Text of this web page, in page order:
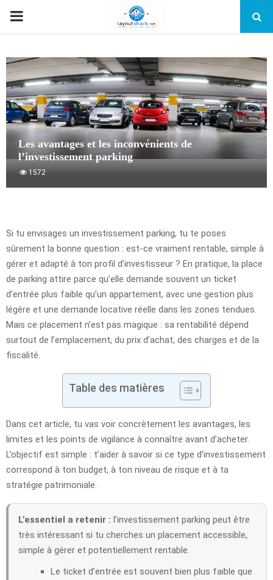
PRIMARY
Les avantages et les inconvénients de
l’investissement parking
1572
Si tu envisages un investissement parking, tu te poses
sûrement la bonne question : est-ce vraiment rentable, simple à
gérer et adapté à ton profil d’investisseur ? En pratique, la place
de parking attire parce qu’elle demande souvent un ticket
d’entrée plus faible qu’un appartement, avec une gestion plus
légère et une demande locative réelle dans les zones tendues.
Mais ce placement n’est pas magique : sa rentabilité dépend
surtout de l’emplacement, du prix d’achat, des charges et de la
fiscalité.
Table des matières
Dans cet article, tu vas voir concrètement les avantages, les
limites et les points de vigilance à connaître avant d’acheter.
L’objectif est simple : t’aider à savoir si ce type d’investissement
correspond à ton budget, à ton niveau de risque et à ta
stratégie patrimoniale.
L’essentiel a retenir : l’investissement parking peut être
très intéressant si tu cherches un placement accessible,
simple à gérer et potentiellement rentable.
Le ticket d’entrée est souvent bien plus faible que